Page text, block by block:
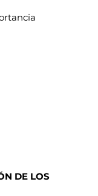
DE LOS